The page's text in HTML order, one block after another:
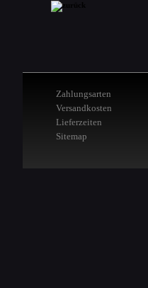
Zahlungsarten
Versandkosten
Lieferzeiten
Sitemap